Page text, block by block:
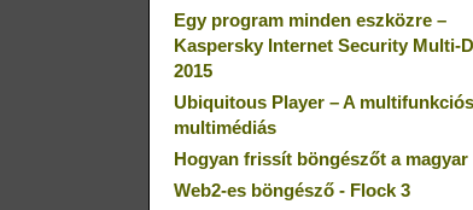
Egy program minden eszközre –
Kaspersky Internet Security Multi-
2015
Ubiquitous Player – A multifunkciós
multimédiás
Hogyan frissít böngészőt a magyar
Web2-es böngésző - Flock 3